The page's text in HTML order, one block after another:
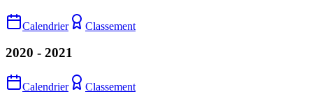
Calendrier Classement
2020 - 2021
Calendrier Classement